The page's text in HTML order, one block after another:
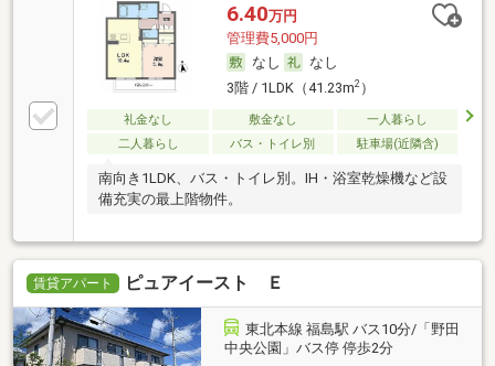
6.40万円
管理費5,000円
なし
なし
3階 / 1LDK（41.23m2）
礼金なし 敷金なし
一人暮らし
二人暮らし
バス・トイレ別 駐車場(近隣含)
南向き1LDK、バス・トイレ別。IH・浴室乾燥機など設
備充実の最上階物件。
賃貸アパート ピュアイースト Ｅ
東北本線 福島駅 バス10分/「野田
中央公園」バス停 停歩2分